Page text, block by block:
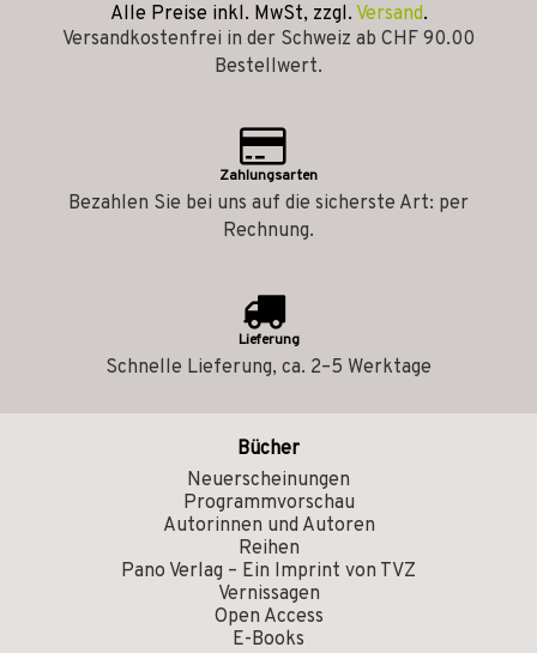
Alle Preise inkl. MwSt, zzgl. Versand.
Versandkostenfrei in der Schweiz ab CHF 90.00
Bestellwert.
Zahlungsarten
Bezahlen Sie bei uns auf die sicherste Art: per
Rechnung.
Lieferung
Schnelle Lieferung, ca. 2–5 Werktage
Bücher
Neuerscheinungen
Programmvorschau
Autorinnen und Autoren
Reihen
Pano Verlag – Ein Imprint von TVZ
Vernissagen
Open Access
E-Books